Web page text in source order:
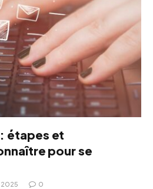
étapes et
pour se
2025 0